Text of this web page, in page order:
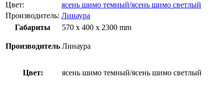
Цвет:
ясень шимо темный/ясень шимо светлый
Производитель: Линаура
Габариты
570 x 400 x 2300 mm
Производитель Линаура
Цвет: ясень шимо темный/ясень шимо светлый